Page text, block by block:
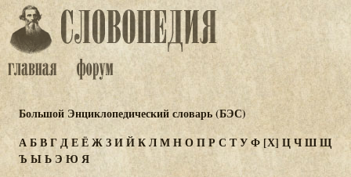
Большой Энциклопедический словарь (БЭС)
АБВГДЕЁЖЗИЙКЛМНОПРСТУФ [Х] ЦЧШЩ
Ъ ЫЬ ЭЮЯ